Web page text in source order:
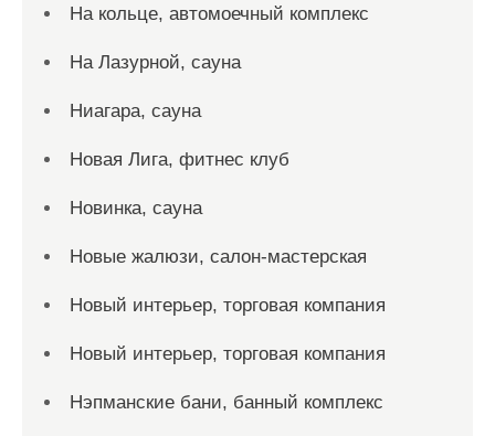
На кольце, автомоечный комплекс
На Лазурной, сауна
Ниагара, сауна
Новая Лига, фитнес клуб
Новинка, сауна
Новые жалюзи, салон-мастерская
Новый интерьер, торговая компания
Новый интерьер, торговая компания
Нэпманские бани, банный комплекс